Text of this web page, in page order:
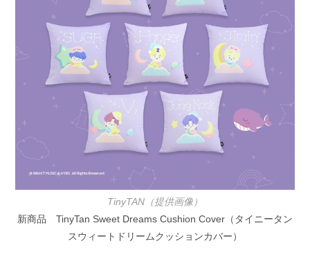
TinyTAN（提供画像）
新商品 TinyTan Sweet Dreams Cushion Cover（タイニータン
スウィートドリームクッションカバー）